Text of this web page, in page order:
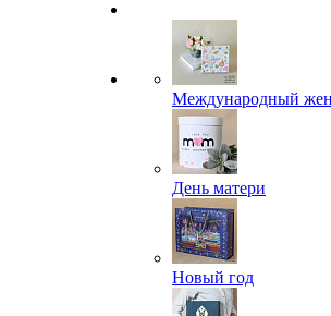
Международный
День матери
Новый год